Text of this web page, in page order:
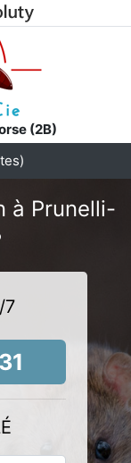
(2B)
à Prunelli-
7